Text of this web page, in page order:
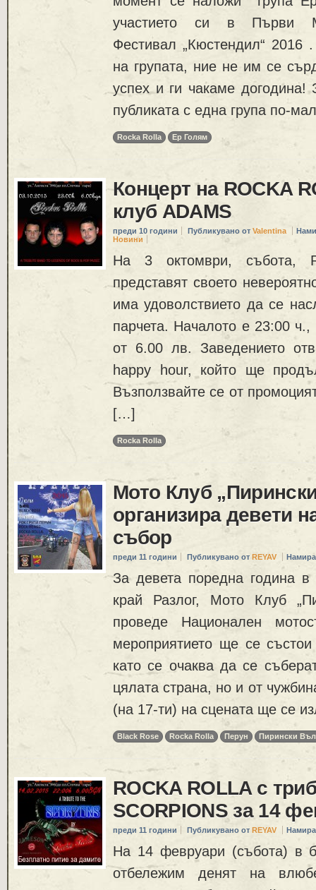
участието си в Първи
Фестивал „Кюстендил“ 2016
на групата, ние не им се
успех и ги чакаме
публиката с една група по-
Rocka Rolla Ер Голям
Концерт на ROCKA
клуб ADAMS
преди 10 години Публикувано от Valentina
Новини
На 3 октомври, събота,
представят своето
има удоволствието да се
парчета. Началото е 23:00 ч.,
от 6.00 лв. Заведението
happy hour, който ще
Възползвайте се от
[…]
Rocka Rolla
Мото Клуб
организира девети
събор
преди 11 години Публикувано от REYAV
За девета поредна година в
край Разлог, Мото Клуб
проведе Национален
мероприятието ще се
като се очаква да се
цялата страна, но и от
(на 17-ти) на сцената ще се
Black Rose Rocka Rolla Перун Пирински
ROCKA ROLLA с
SCORPIONS за 14
преди 11 години Публикувано от REYAV
На 14 февруари (събота) в
отбележим денят на